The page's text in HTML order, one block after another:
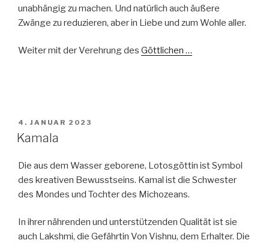
unabhängig zu machen. Und natürlich auch äußere
Zwänge zu reduzieren, aber in Liebe und zum Wohle aller.
Weiter mit der Verehrung des Göttlichen …
VERÖFFENTLICHT
AM
4. JANUAR 2023
Kamala
Die aus dem Wasser geborene, Lotosgöttin ist Symbol
des kreativen Bewusstseins. Kamal ist die Schwester
des Mondes und Tochter des Michozeans.
In ihrer nährenden und unterstützenden Qualität ist sie
auch Lakshmi, die Gefährtin Von Vishnu, dem Erhalter. Die